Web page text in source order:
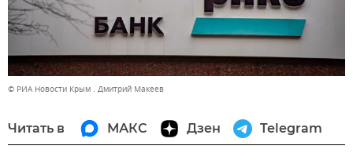
© РИА Новости Крым . Дмитрий Макеев
Читать в МАКС Дзен Telegram